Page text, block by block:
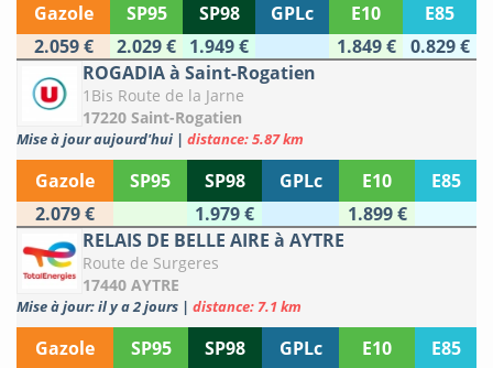
Gazole SP95 SP98 GPLc E10
E85
2.059 €
2.029 € 1.949 € 1.849 €
0.829 €
ROGADIA à Saint-Rogatien
1Bis Route de la Jarne
17220 Saint-Rogatien
Mise à jour aujourd'hui | distance: 5.87 km
Gazole SP95 SP98 GPLc E10
E85
2.079 €
1.979 €
1.899 €
RELAIS DE BELLE AIRE à AYTRE
Route de Surgeres
17440 AYTRE
Mise à jour: il y a 2 jours | distance: 7.1 km
Gazole SP95 SP98 GPLc E10
E85